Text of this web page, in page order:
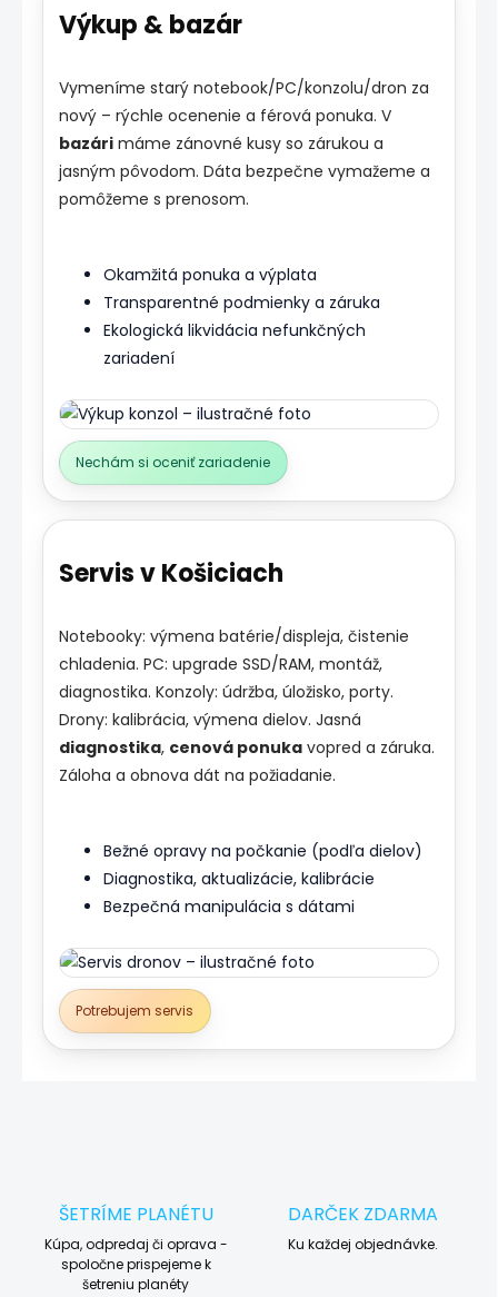
Výkup & bazár
Vymeníme starý notebook/PC/konzolu/dron za
nový – rýchle ocenenie a férová ponuka. V
bazárimáme zánovné kusy so zárukou a
jasným pôvodom. Dáta bezpečne vymažeme a
pomôžeme s prenosom.
Okamžitá ponuka a výplata
Transparentné podmienky a záruka
Ekologická likvidácia nefunkčných
zariadení
Nechám si oceniť zariadenie
Servis v Košiciach
Notebooky: výmena batérie/displeja, čistenie
chladenia. PC: upgrade SSD/RAM, montáž,
diagnostika. Konzoly: údržba, úložisko, porty.
Drony: kalibrácia, výmena dielov. Jasná
diagnostika, cenová ponukavopred a záruka.
Záloha a obnova dát na požiadanie.
Bežné opravy na počkanie (podľa dielov)
Diagnostika, aktualizácie, kalibrácie
Bezpečná manipulácia s dátami
Potrebujem servis
ŠETRÍME PLANÉTU
Kúpa, odpredaj či oprava -
spoločne prispejeme k
šetreniu planéty
DARČEK ZDARMA
Ku každej objednávke.